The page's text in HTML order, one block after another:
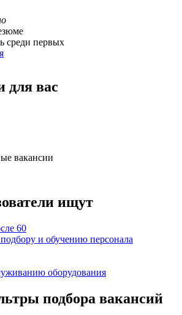
среди первых
для вас
вакансии
ищут
60
и обучению персонала
оборудования
подбора вакансий